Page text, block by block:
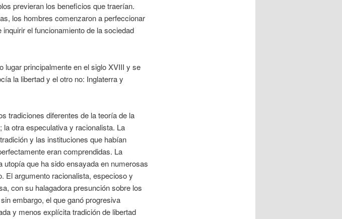
previeran los beneficios que traerían.
los hombres comenzaron a perfeccionar
el funcionamiento de la sociedad
lugar principalmente en el siglo XVIII y se
la libertad y el otro no: Inglaterra y
tradiciones diferentes de la teoría de la
otra especulativa y racionalista. La
y las instituciones que habían
eran comprendidas. La
que ha sido ensayada en numerosas
El argumento racionalista, especioso y
con su halagadora presunción sobre los
embargo, el que ganó progresiva
y menos explícita tradición de libertad